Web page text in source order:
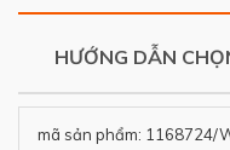
HƯỚNG DẪN
mã sản phẩm: 1168724/